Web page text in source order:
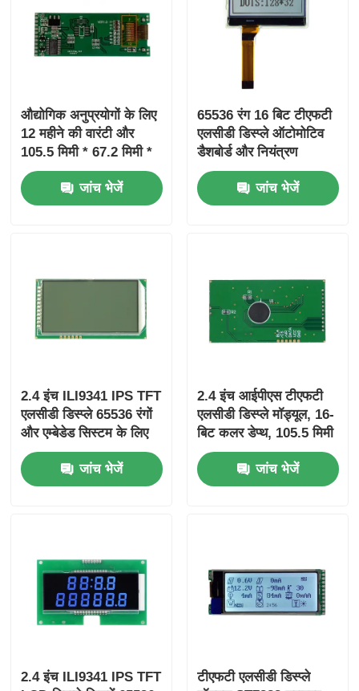
औद्योगिक अनुप्रयोगों के लिए
12 महीने की वारंटी और
105.5 मिमी * 67.2 मिमी *
3.0 मिमी एलसीडी आकार के
साथ 65536 रंग टीएफटी
एलसीडी डिस्प्ले
जांच भेजें
65536 रंग 16 बिट टीएफटी
एलसीडी डिस्प्ले ऑटोमोटिव
डैशबोर्ड और नियंत्रण
इंटरफ़ेस के लिए 800x480
रिज़ॉल्यूशन के साथ
जांच भेजें
2.4 इंच ILI9341 IPS TFT
एलसीडी डिस्प्ले 65536 रंगों
और एम्बेडेड सिस्टम के लिए
12 महीने की वारंटी के साथ
जांच भेजें
2.4 इंच आईपीएस टीएफटी
एलसीडी डिस्प्ले मॉड्यूल, 16-
बिट कलर डेप्थ, 105.5 मिमी
* 67.2 मिमी * 3.0 मिमी
आकार और 800:1 कंट्रास्ट
अनुपात के साथ
जांच भेजें
2.4 इंच ILI9341 IPS TFT
टीएफटी एलसीडी डिस्प्ले